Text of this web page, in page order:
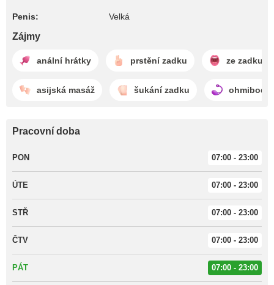
Penis: Velká
Zájmy
anální hrátky prstění zadku ze zadku
asijská masáž šukání zadku ohmibod
Pracovní doba
PON 07:00 - 23:00
ÚTE 07:00 - 23:00
STŘ 07:00 - 23:00
ČTV 07:00 - 23:00
PÁT 07:00 - 23:00